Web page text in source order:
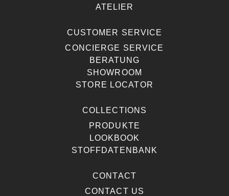
ATELIER
CUSTOMER SERVICE
CONCIERGE SERVICE
BERATUNG
SHOWROOM
STORE LOCATOR
COLLECTIONS
PRODUKTE
LOOKBOOK
STOFFDATENBANK
CONTACT
CONTACT US